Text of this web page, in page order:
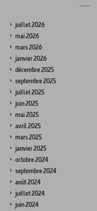
juillet 2026
mai 2026
mars 2026
janvier 2026
décembre 2025
septembre 2025
juillet 2025
juin 2025
mai 2025
avril 2025
mars 2025
janvier 2025
octobre 2024
septembre 2024
août 2024
juillet 2024
juin 2024